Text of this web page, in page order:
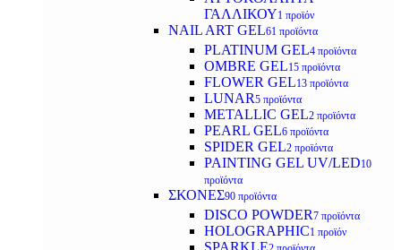
ΓΑΛΛΙΚΟΥ1 προϊόν
NAIL ART GEL61 προϊόντα
PLATINUM GEL4 προϊόντα
OMBRE GEL15 προϊόντα
FLOWER GEL13 προϊόντα
LUNAR5 προϊόντα
METALLIC GEL2 προϊόντα
PEARL GEL6 προϊόντα
SPIDER GEL2 προϊόντα
PAINTING GEL UV/LED10
προϊόντα
ΣΚΟΝΕΣ90 προϊόντα
DISCO POWDER7 προϊόντα
HOLOGRAPHIC1 προϊόν
SPARKLE